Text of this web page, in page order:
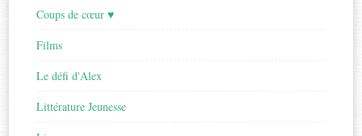
Coups de cœur ♥
Films
Le défi d'Alex
Littérature Jeunesse